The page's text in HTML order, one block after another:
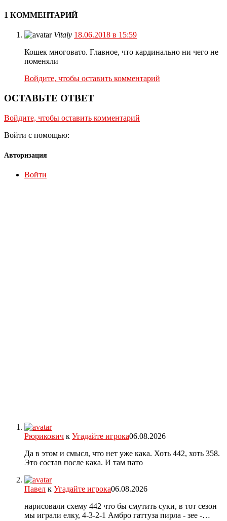
1 КОММЕНТАРИЙ
Vitaly 18.06.2018 в 15:59
Кошек многовато. Главное, что кардинально ни чего не
поменяли
Войдите, чтобы оставить комментарий
ОСТАВЬТЕ ОТВЕТ
Войдите, чтобы оставить комментарий
Войти с помощью:
Авторизация
Войти
Рюрикович к Угадайте игрока06.08.2026
Да в этом и смысл, что нет уже кака. Хоть 442, хоть 358.
Это состав после кака. И там пато
Павел к Угадайте игрока06.08.2026
нарисовали схему 442 что бы смутить суки, в тот сезон
мы играли елку, 4-3-2-1 Амбро гаттуза пирла - зее -…